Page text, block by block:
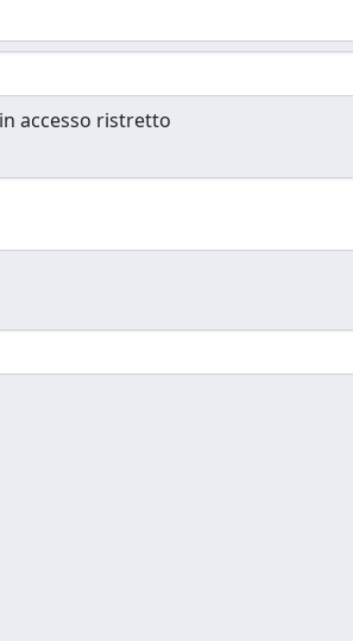
accesso ristretto